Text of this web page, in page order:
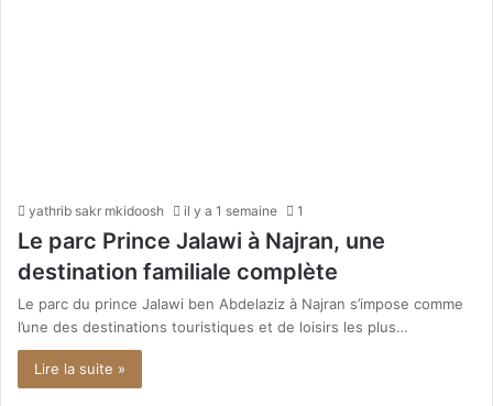
yathrib sakr mkidoosh il y a 1 semaine 1
Le parc Prince Jalawi à Najran, une
destination familiale complète
Le parc du prince Jalawi ben Abdelaziz à Najran s’impose comme
l’une des destinations touristiques et de loisirs les plus…
Lire la suite »